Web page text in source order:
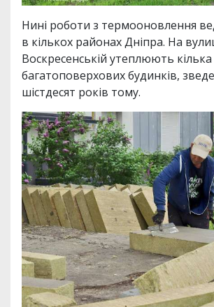
Нині роботи з термооновлення
в кількох районах Дніпра. На
Воскресенській утеплюють кілька
багатоповерхових будинків,
шістдесят років тому.